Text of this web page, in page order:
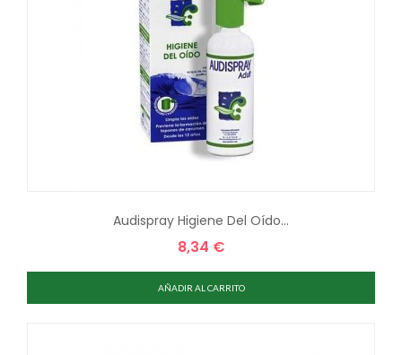
Audispray Higiene Del Oído...
Precio
8,34 €
AÑADIR AL CARRITO